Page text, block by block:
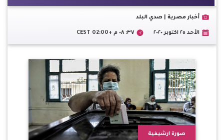
أخبار مصرية | صدي البلد
الأحد ٢٥ اكتوبر ٢٠٢٠ ٣٧: ٠٨ م +02:00 CEST
صورة ارشيفية